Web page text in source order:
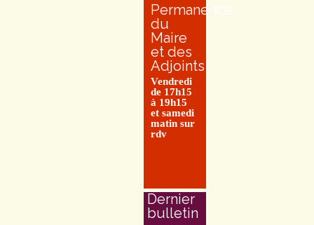
Permanence
du
Maire
et des
Adjoints
Vendredi
de 17h15
à 19h15
et samedi
matin sur
rdv
Dernier
bulletin